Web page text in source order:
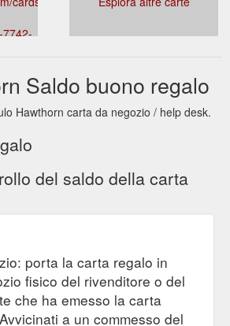
Saldo buono regalo
Hawthorn carta da negozio / help desk.
del saldo della carta
porta la carta regalo in
fisico del rivenditore o del
che ha emesso la carta
a un commesso del